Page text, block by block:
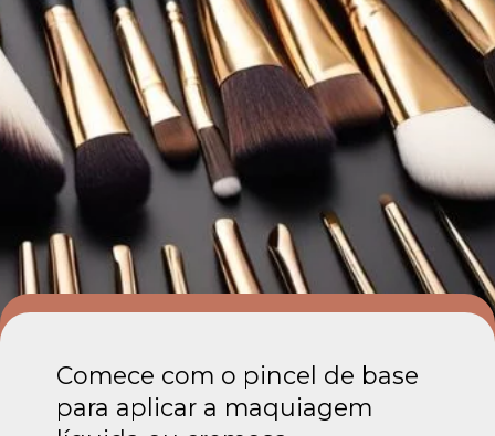
Comece com o pincel de base
para aplicar a maquiagem